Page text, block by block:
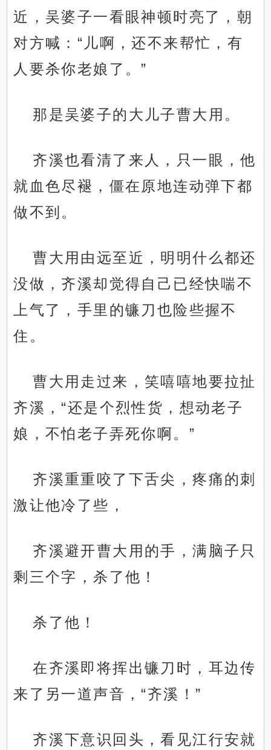
近，吴婆子一看眼神顿时亮了，朝
对方喊：“儿啊，还不来帮忙，有
人要杀你老娘了。”
那是吴婆子的大儿子曹大用。
齐溪也看清了来人，只一眼，他
就血色尽褪，僵在原地连动弹下都
做不到。
曹大用由远至近，明明什么都还
没做，齐溪却觉得自己已经快喘不
上气了，手里的镰刀也险些握不
住。
曹大用走过来，笑嘻嘻地要拉扯
齐溪，“还是个烈性货，想动老子
娘，不怕老子弄死你啊。”
齐溪重重咬了下舌尖，疼痛的刺
激让他冷了些，
齐溪避开曹大用的手，满脑子只
剩三个字，杀了他！
杀了他！
在齐溪即将挥出镰刀时，耳边传
来了另一道声音，“齐溪！”
齐溪下意识回头，看见江行安就